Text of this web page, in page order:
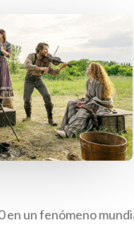
en un fenómeno